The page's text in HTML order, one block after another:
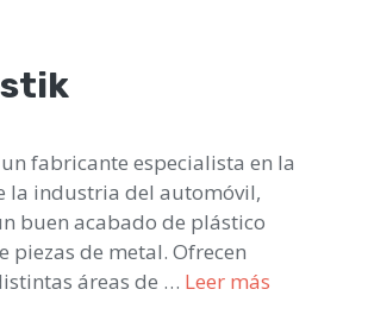
fabricante especialista en la
la industria del automóvil,
buen acabado de plástico
piezas de metal. Ofrecen
áreas de … Leer más